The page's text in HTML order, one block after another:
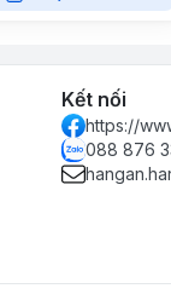
Kết nối
https://
088 876